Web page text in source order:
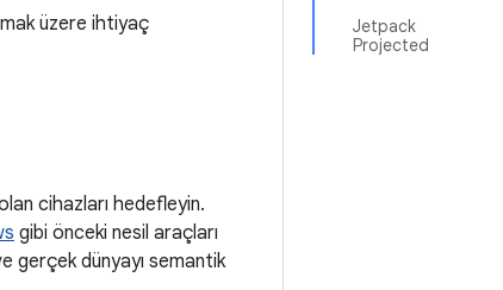
Jetpack
Projected
üzere ihtiyaç
cihazları hedefleyin.
gibi önceki nesil araçları
gerçek dünyayı semantik